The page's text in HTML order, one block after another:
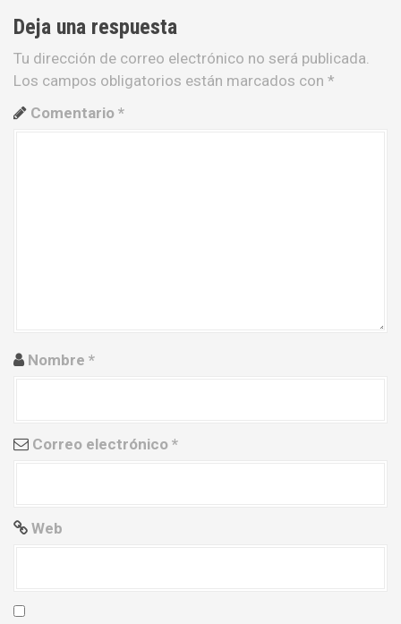
a
c
i
t
d
s
Deja una respuesta
Tu dirección de correo electrónico no será publicada.
Los campos obligatorios están marcados con *
Comentario *
Nombre *
Correo electrónico *
Web